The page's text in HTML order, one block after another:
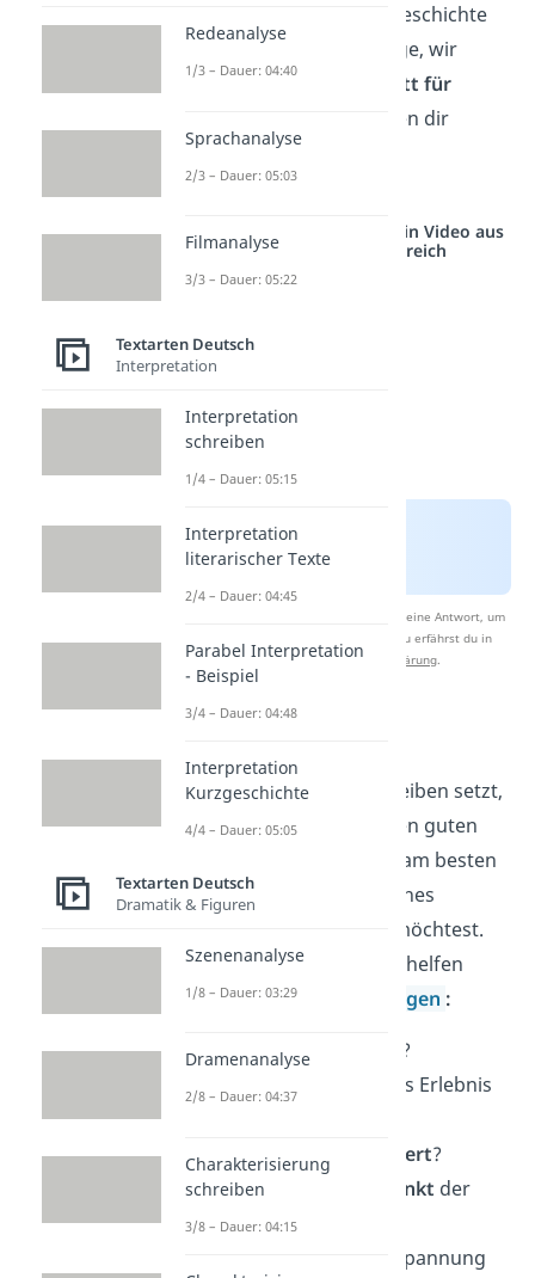
an, was alles in deine Geschichte
gehört. Aber keine Sorge, wir
gehen die Punkte
Schritt für
durch und zeigen dir
Beispiele für deine
Erlebniserzählung.
Studyflix vernetzt: Hier ein Video aus
einem anderen Bereich
Nach Beantwortung speichern wir deine Antwort, um
Studyflix zu verbessern. Mehr dazu erfährst du in
unsererDatenschutzerklärung.
Bevor du dich ans Schreiben setzt,
brauchst du zuerst einen guten
. Mach dir am besten
Stichpunkte
, über welches
Erlebnis du schreiben möchtest.
Für deinen Schreibplan helfen
dir die folgenden
W-Fragen :
Wasist dein
?
ist das Erlebnis
Was ist genau passiert?
Wasist der Höhepunkt der
Geschichte?
kannst du die Spannung
Redeanalyse
1/3 – Dauer: 04:40
Sprachanalyse
2/3 – Dauer: 05:03
Filmanalyse
3/3 – Dauer: 05:22
Textarten Deutsch
Interpretation
Interpretation
schreiben
1/4 – Dauer: 05:15
Interpretation
literarischer Texte
2/4 – Dauer: 04:45
Parabel Interpretation
- Beispiel
3/4 – Dauer: 04:48
Interpretation
Kurzgeschichte
4/4 – Dauer: 05:05
Textarten Deutsch
Dramatik & Figuren
Szenenanalyse
1/8 – Dauer: 03:29
Dramenanalyse
2/8 – Dauer: 04:37
Charakterisierung
schreiben
3/8 – Dauer: 04:15